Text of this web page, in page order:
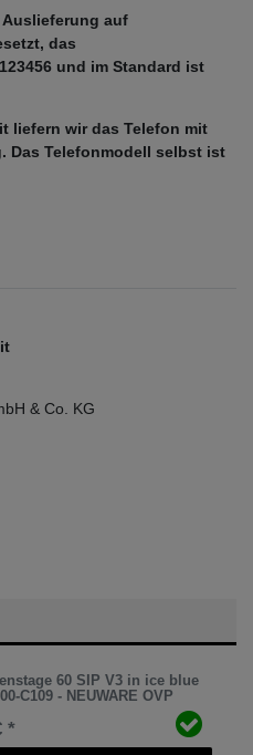
auf
das
und im Standard ist
liefern wir das Telefon mit
Das Telefonmodell selbst ist
& Co. KG
60 SIP V3 in ice blue
C109 - NEUWARE OVP
*